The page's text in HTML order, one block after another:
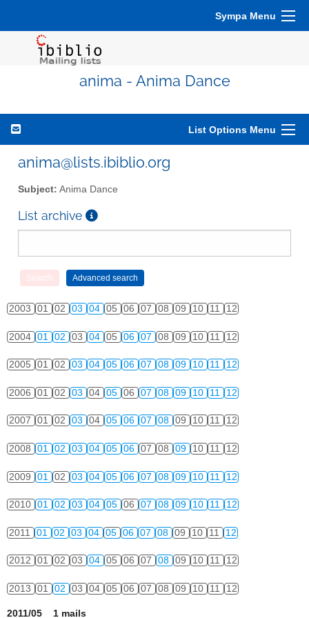
Sympa Menu
anima - Anima Dance
List Options Menu
anima@lists.ibiblio.org
Subject: Anima Dance
List archive
2003 01 02 03 04 05 06 07 08 09 10 11 12
2004 01 02 03 04 05 06 07 08 09 10 11 12
2005 01 02 03 04 05 06 07 08 09 10 11 12
2006 01 02 03 04 05 06 07 08 09 10 11 12
2007 01 02 03 04 05 06 07 08 09 10 11 12
2008 01 02 03 04 05 06 07 08 09 10 11 12
2009 01 02 03 04 05 06 07 08 09 10 11 12
2010 01 02 03 04 05 06 07 08 09 10 11 12
2011 01 02 03 04 05 06 07 08 09 10 11 12
2012 01 02 03 04 05 06 07 08 09 10 11 12
2013 01 02 03 04 05 06 07 08 09 10 11 12
2011/05 1 mails